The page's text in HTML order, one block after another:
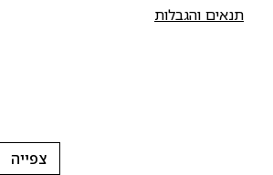
והגבלות
צפייה